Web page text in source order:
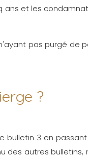
et les
pas purgé de
?
bulletin 3 en
des autres bulletins,